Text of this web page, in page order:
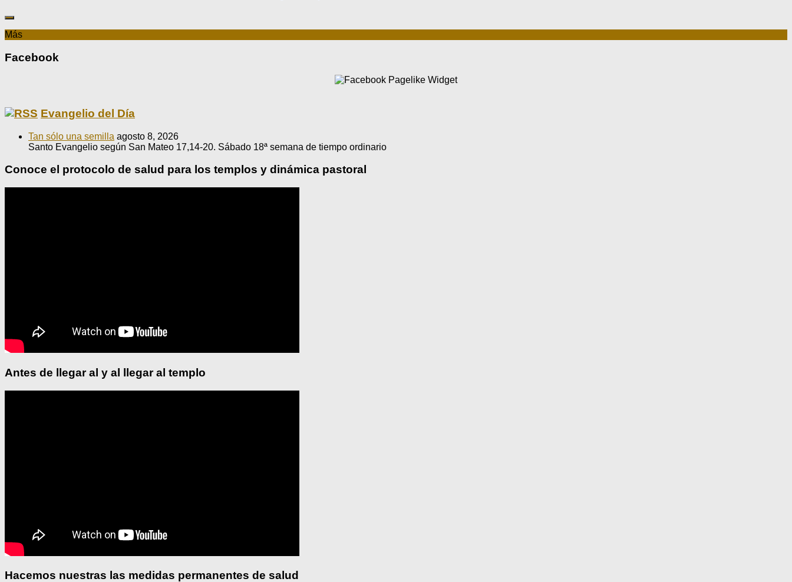
Más
Facebook
Evangelio del Día
Tan sólo una semilla agosto 8, 2026
Santo Evangelio según San Mateo 17,14-20. Sábado 18ª semana de tiempo ordinario
Conoce el protocolo de salud para los templos y dinámica pastoral
Antes de llegar al y al llegar al templo
Hacemos nuestras las medidas permanentes de salud